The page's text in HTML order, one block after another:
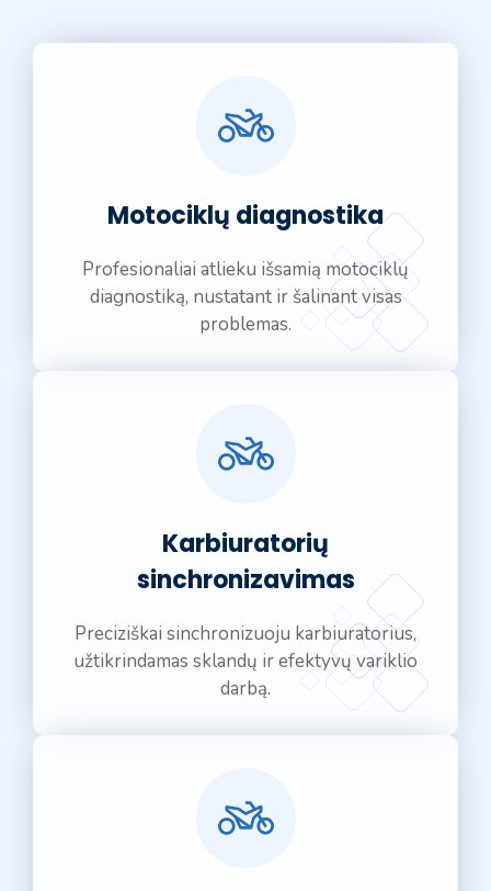
Motociklų diagnostika
Profesionaliai atlieku išsamią motociklų
diagnostiką, nustatant ir šalinant visas
problemas.
Karbiuratorių
sinchronizavimas
Preciziškai sinchronizuoju karbiuratorius,
užtikrindamas sklandų ir efektyvų variklio
darbą.